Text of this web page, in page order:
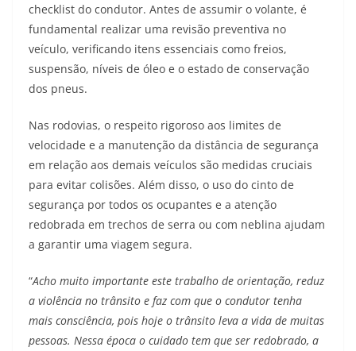
checklist do condutor. Antes de assumir o volante, é
fundamental realizar uma revisão preventiva no
veículo, verificando itens essenciais como freios,
suspensão, níveis de óleo e o estado de conservação
dos pneus.
Nas rodovias, o respeito rigoroso aos limites de
velocidade e a manutenção da distância de segurança
em relação aos demais veículos são medidas cruciais
para evitar colisões. Além disso, o uso do cinto de
segurança por todos os ocupantes e a atenção
redobrada em trechos de serra ou com neblina ajudam
a garantir uma viagem segura.
“Acho muito importante este trabalho de orientação, reduz
a violência no trânsito e faz com que o condutor tenha
mais consciência, pois hoje o trânsito leva a vida de muitas
pessoas. Nessa época o cuidado tem que ser redobrado, a